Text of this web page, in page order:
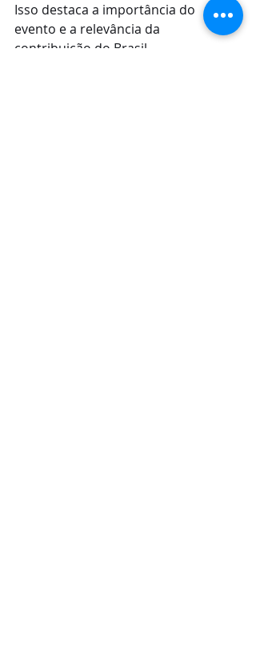
Isso destaca a importância do
evento e a relevância da
contribuição do Brasil.